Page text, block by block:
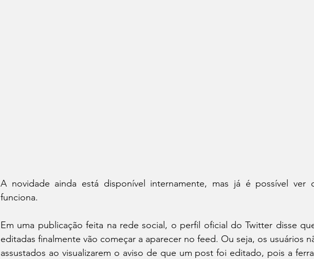
A novidade ainda está disponível internamente, mas já é possível ver
funciona.
Em uma publicação feita na rede social, o perfil oficial do Twitter disse
editadas finalmente vão começar a aparecer no feed. Ou seja, os usuários
assustados ao visualizarem o aviso de que um post foi editado, pois a